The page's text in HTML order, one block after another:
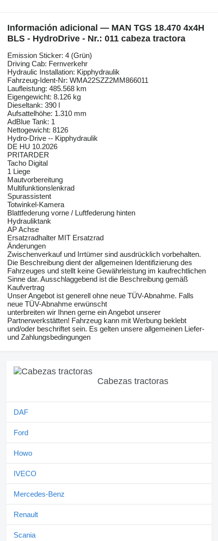
Información adicional — MAN TGS 18.470 4x4H
BLS - HydroDrive - Nr.: 011 cabeza tractora
Emission Sticker: 4 (Grün)
Driving Cab: Fernverkehr
Hydraulic Installation: Kipphydraulik
Fahrzeug-Ident-Nr: WMA22SZZ2MM866011
Laufleistung: 485.568 km
Eigengewicht: 8.126 kg
Dieseltank: 390 l
Aufsattelhöhe: 1.310 mm
AdBlue Tank: 1
Nettogewicht: 8126
Hydro-Drive -- Kipphydraulik
DE HU 10.2026
PRITARDER
Tacho Digital
1 Liege
Mautvorbereitung
Multifunktionslenkrad
Spurassistent
Totwinkel-Kamera
Blattfederung vorne / Luftfederung hinten
Hydrauliktank
AP Achse
Ersatzradhalter MIT Ersatzrad
Änderungen
Zwischenverkauf und Irrtümer sind ausdrücklich vorbehalten.
Die Beschreibung dient der allgemeinen Identifizierung des
Fahrzeuges und stellt keine Gewährleistung im kaufrechtlichen
Sinne dar. Ausschlaggebend ist die Beschreibung gemäß
Kaufvertrag
Unser Angebot ist generell ohne neue TÜV-Abnahme. Falls
neue TÜV-Abnahme erwünscht
unterbreiten wir Ihnen gerne ein Angebot unserer
Partnerwerkstätten! Fahrzeug kann mit Werbung beklebt
und/oder beschriftet sein. Es gelten unsere allgemeinen Liefer-
und Zahlungsbedingungen
Cabezas tractoras
DAF
Ford
Howo
IVECO
Mercedes-Benz
Renault
Scania